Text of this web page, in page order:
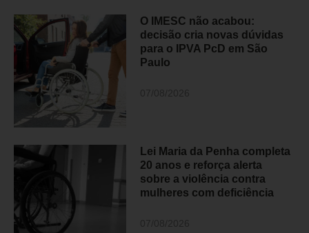
O IMESC não acabou:
decisão cria novas dúvidas
para o IPVA PcD em São
Paulo
Lei Maria da Penha completa
20 anos e reforça alerta
sobre a violência contra
mulheres com deficiência